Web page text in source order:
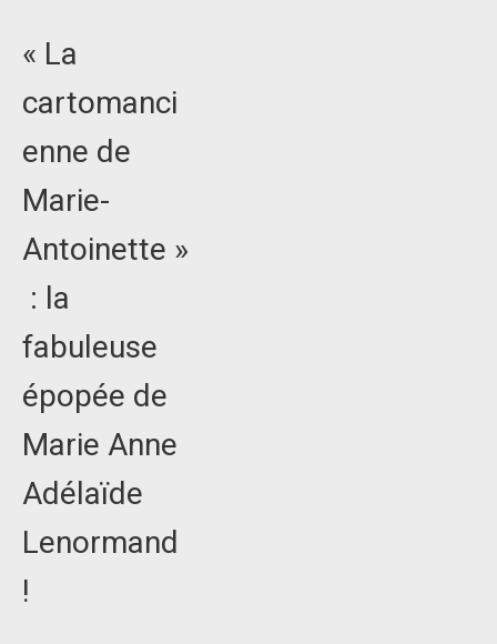
« La
cartomanci
enne de
Marie-
Antoinette »
: la
fabuleuse
épopée de
Marie Anne
Adélaïde
Lenormand
!